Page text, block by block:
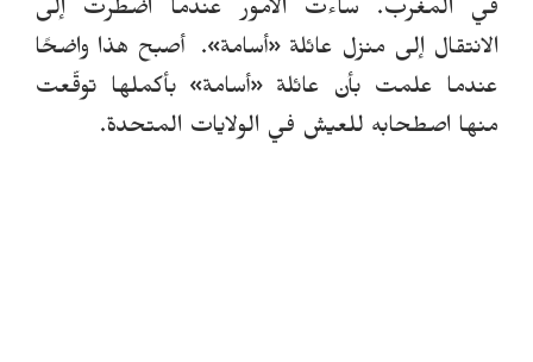
في المغرب. ساءت الأمور عندما اضطرت إلى
الانتقال إلى منزل عائلة «أسامة»
. أصبح هذا واضحًا
عندما علمت بأن عائلة «أسامة» بأكملها توقّعت
منها اصطحابه للعيش في الولايات المتحدة.